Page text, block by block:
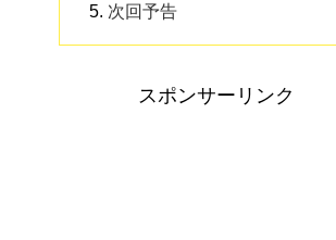
次回予告
スポンサーリンク